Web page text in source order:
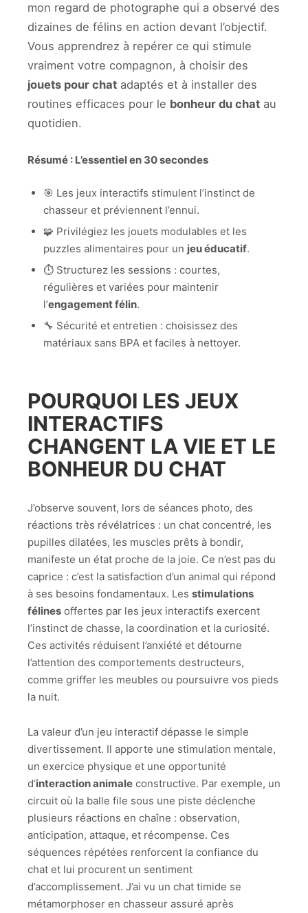
mon regard de photographe qui a observé des
dizaines de félins en action devant l’objectif.
Vous apprendrez à repérer ce qui stimule
vraiment votre compagnon, à choisir des
jouets pour chat adaptés et à installer des
routines efficaces pour le bonheur du chat au
quotidien.
Résumé : L’essentiel en 30 secondes
🎯 Les jeux interactifs stimulent l’instinct de
chasseur et préviennent l’ennui.
🧩 Privilégiez les jouets modulables et les
puzzles alimentaires pour un jeu éducatif.
⏱️ Structurez les sessions : courtes,
régulières et variées pour maintenir
l’engagement félin.
🔧 Sécurité et entretien : choisissez des
matériaux sans BPA et faciles à nettoyer.
POURQUOI LES JEUX
INTERACTIFS
CHANGENT LA VIE ET LE
BONHEUR DU CHAT
J’observe souvent, lors de séances photo, des
réactions très révélatrices : un chat concentré, les
pupilles dilatées, les muscles prêts à bondir,
manifeste un état proche de la joie. Ce n’est pas du
caprice : c’est la satisfaction d’un animal qui répond
à ses besoins fondamentaux. Les stimulations
félines offertes par les jeux interactifs exercent
l’instinct de chasse, la coordination et la curiosité.
Ces activités réduisent l’anxiété et détourne
l’attention des comportements destructeurs,
comme griffer les meubles ou poursuivre vos pieds
la nuit.
La valeur d’un jeu interactif dépasse le simple
divertissement. Il apporte une stimulation mentale,
un exercice physique et une opportunité
d’interaction animale constructive. Par exemple, un
circuit où la balle file sous une piste déclenche
plusieurs réactions en chaîne : observation,
anticipation, attaque, et récompense. Ces
séquences répétées renforcent la confiance du
chat et lui procurent un sentiment
d’accomplissement. J’ai vu un chat timide se
métamorphoser en chasseur assuré après